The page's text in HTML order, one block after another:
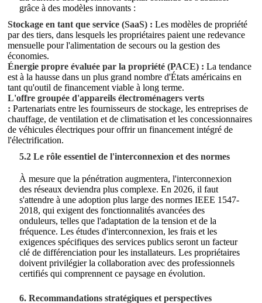
grâce à des modèles innovants :
Stockage en tant que service (SaaS) : Les modèles de propriété
par des tiers, dans lesquels les propriétaires paient une redevance
mensuelle pour l'alimentation de secours ou la gestion des
économies.
Énergie propre évaluée par la propriété (PACE) : La tendance
est à la hausse dans un plus grand nombre d'États américains en
tant qu'outil de financement viable à long terme.
L'offre groupée d'appareils électroménagers verts
: Partenariats entre les fournisseurs de stockage, les entreprises de
chauffage, de ventilation et de climatisation et les concessionnaires
de véhicules électriques pour offrir un financement intégré de
l'électrification.
5.2 Le rôle essentiel de l'interconnexion et des normes
À mesure que la pénétration augmentera, l'interconnexion
des réseaux deviendra plus complexe. En 2026, il faut
s'attendre à une adoption plus large des normes IEEE 1547-
2018, qui exigent des fonctionnalités avancées des
onduleurs, telles que l'adaptation de la tension et de la
fréquence. Les études d'interconnexion, les frais et les
exigences spécifiques des services publics seront un facteur
clé de différenciation pour les installateurs. Les propriétaires
doivent privilégier la collaboration avec des professionnels
certifiés qui comprennent ce paysage en évolution.
6. Recommandations stratégiques et perspectives